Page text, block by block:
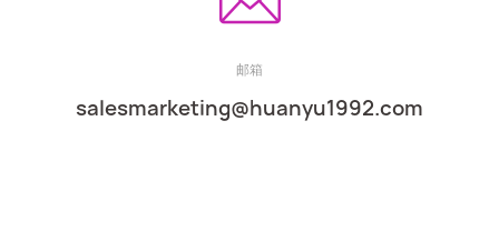
邮箱
salesmarketing@huanyu1992.com